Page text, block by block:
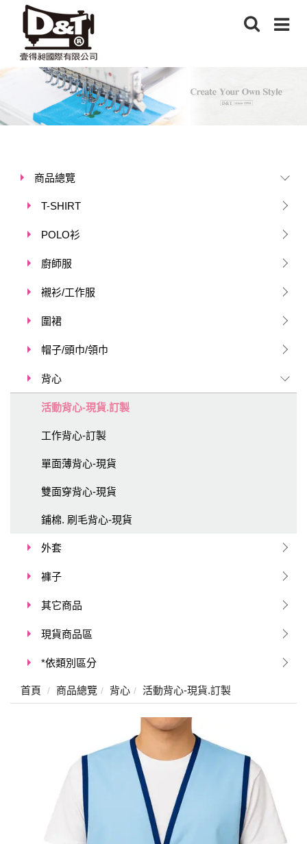
商品總覽
T-SHIRT
POLO衫
廚師服
襯衫/工作服
圍裙
帽子/頭巾/領巾
背心
活動背心-現貨.訂製
工作背心-訂製
單面薄背心-現貨
雙面穿背心-現貨
鋪棉. 刷毛背心-現貨
外套
褲子
其它商品
現貨商品區
*依類別區分
首頁 商品總覽 背心 活動背心-現貨.訂製